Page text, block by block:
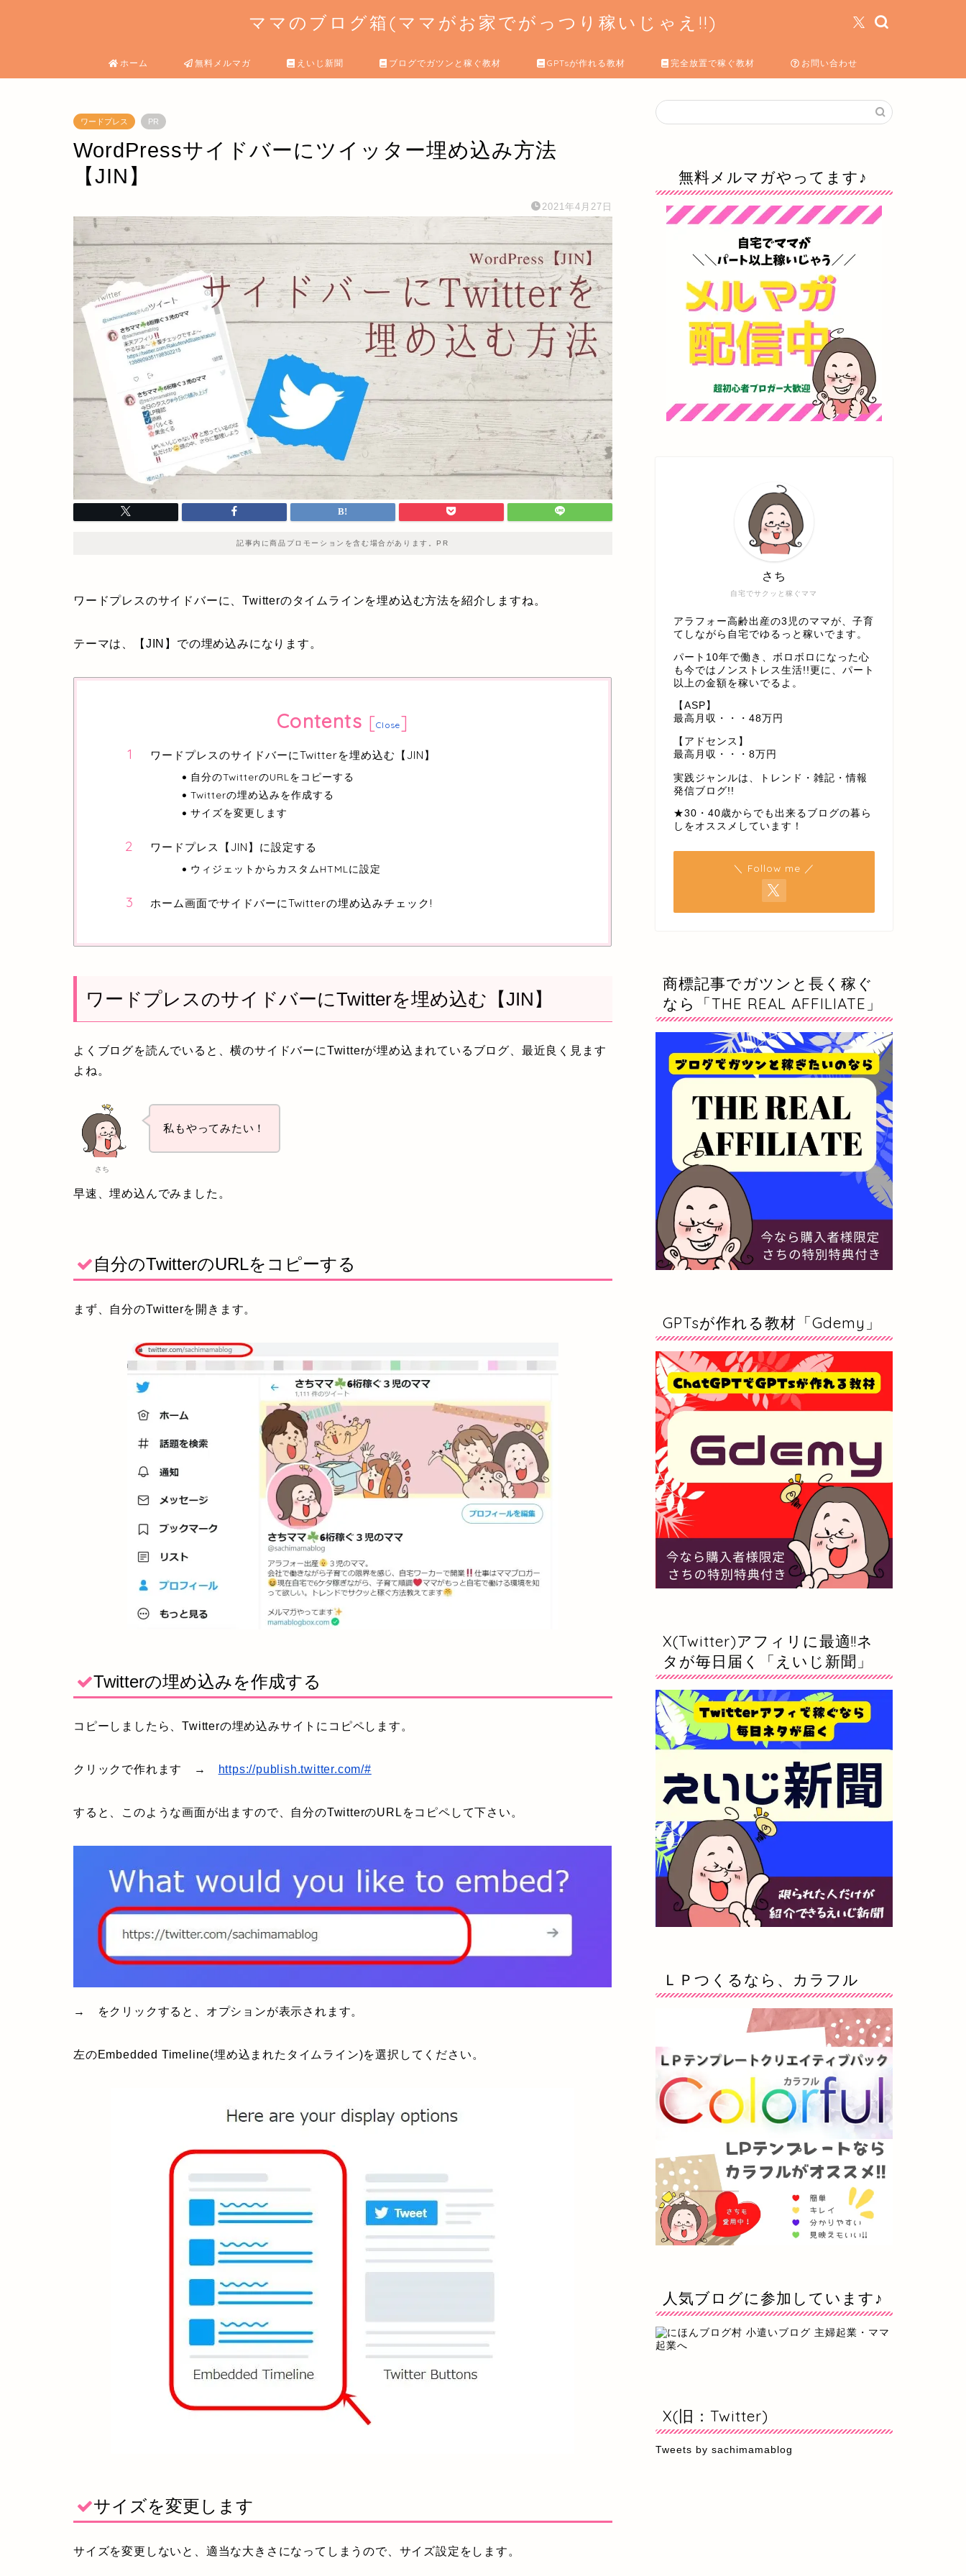
ママのブログ箱(ママがお家でがっつり稼いじゃえ!!)
ホーム 無料メルマガ えいじ新聞 ブログでガツンと稼ぐ教材 GPTsが作れる教材 完全放置で稼ぐ教材 お問い合わせ
ワードプレス PR
WordPressサイドバーにツイッター埋め込み方法
【JIN】
2021年4月27日
記事内に商品プロモーションを含む場合があります。PR
ワードプレスのサイドバーに、Twitterのタイムラインを埋め込む方法を紹介しますね。
テーマは、【JIN】での埋め込みになります。
Contents [Close]
ワードプレスのサイドバーにTwitterを埋め込む【JIN】
自分のTwitterのURLをコピーする
Twitterの埋め込みを作成する
サイズを変更します
ワードプレス【JIN】に設定する
ウィジェットからカスタムHTMLに設定
ホーム画面でサイドバーにTwitterの埋め込みチェック!
ワードプレスのサイドバーにTwitterを埋め込む【JIN】
よくブログを読んでいると、横のサイドバーにTwitterが埋め込まれているブログ、最近良く見ます
よね。
さち
私もやってみたい！
早速、埋め込んでみました。
自分のTwitterのURLをコピーする
まず、自分のTwitterを開きます。
Twitterの埋め込みを作成する
コピーしましたら、Twitterの埋め込みサイトにコピペします。
クリックで作れます → https://publish.twitter.com/#
すると、このような画面が出ますので、自分のTwitterのURLをコピペして下さい。
→ をクリックすると、オプションが表示されます。
左のEmbedded Timeline(埋め込まれたタイムライン)を選択してください。
サイズを変更します
サイズを変更しないと、適当な大きさになってしまうので、サイズ設定をします。
無料メルマガやってます♪
自宅でサクッと稼ぐママ
さち
アラフォー高齢出産の3児のママが、子育
てしながら自宅でゆるっと稼いでます。
パート10年で働き、ボロボロになった心
も今ではノンストレス生活!!更に、パート
以上の金額を稼いでるよ。
【ASP】
最高月収・・・48万円
【アドセンス】
最高月収・・・8万円
実践ジャンルは、トレンド・雑記・情報
発信ブログ!!
★30・40歳からでも出来るブログの暮ら
しをオススメしています！
＼ Follow me ／
商標記事でガツンと長く稼ぐ
なら「THE REAL AFFILIATE」
GPTsが作れる教材「Gdemy」
X(Twitter)アフィリに最適!!ネ
タが毎日届く「えいじ新聞」
ＬＰつくるなら、カラフル
人気ブログに参加しています♪
X(旧：Twitter)
Tweets by sachimamablog